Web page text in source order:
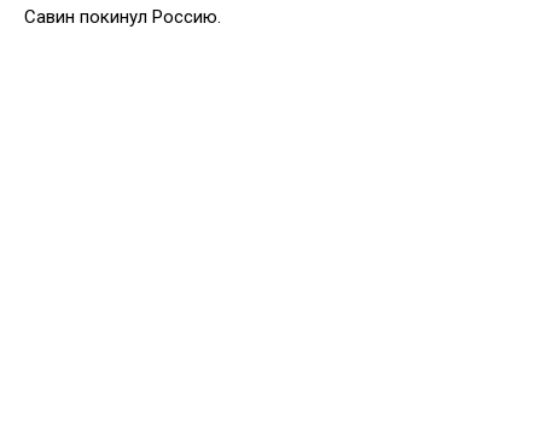
Савин покинул Россию.